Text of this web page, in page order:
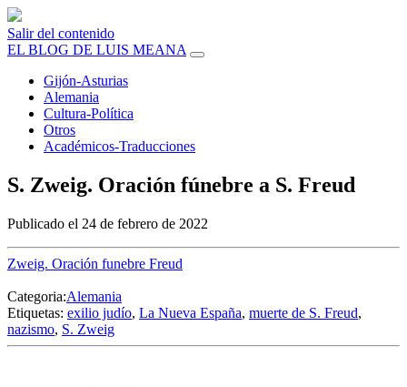
Salir del contenido
EL BLOG DE LUIS MEANA
Gijón-Asturias
Alemania
Cultura-Política
Otros
Académicos-Traducciones
S. Zweig. Oración fúnebre a S. Freud
Publicado el 24 de febrero de 2022
Zweig. Oración funebre Freud
Categoria:Alemania
Etiquetas: exilio judío, La Nueva España, muerte de S. Freud,
nazismo, S. Zweig